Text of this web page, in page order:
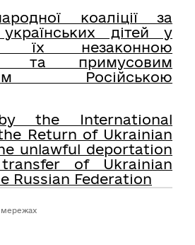
коаліції за
дітей у
їх незаконною
та примусовим
Російською
the International
Return of Ukrainian
unlawful deportation
of Ukrainian
Russian Federation
мережах